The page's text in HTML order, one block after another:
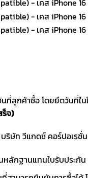
ที่ลูกค้าซื้อ โดยยึดวันที่ใ
ร็จ)
ริษัท วีแกดซ์ คอร์ปอเรชั่
หลักฐานแทนใบรับประกัน